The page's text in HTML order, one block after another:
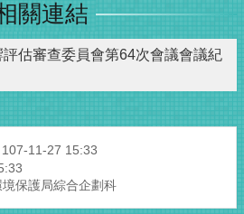
關連結
估審查委員會第64次會議會議紀
11-27 15:33
保護局綜合企劃科